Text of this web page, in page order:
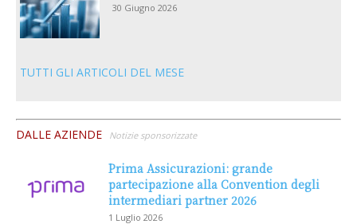
30 Giugno 2026
TUTTI GLI ARTICOLI DEL MESE
DALLE AZIENDE Notizie sponsorizzate
Prima Assicurazioni: grande
partecipazione alla Convention degli
intermediari partner 2026
1 Luglio 2026